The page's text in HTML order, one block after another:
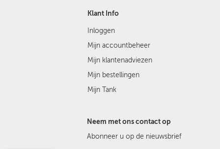
Klant Info
Inloggen
Mijn accountbeheer
Mijn klantenadviezen
Mijn bestellingen
Mijn Tank
Neem met ons contact op
Abonneer u op de nieuwsbrief